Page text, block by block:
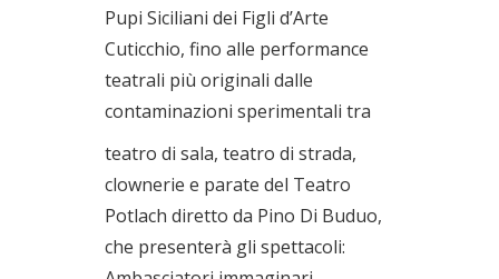
Pupi Siciliani dei Figli d’Arte
Cuticchio, fino alle performance
teatrali più originali dalle
contaminazioni sperimentali tra
teatro di sala, teatro di strada,
clownerie e parate del Teatro
Potlach diretto da Pino Di Buduo,
che presenterà gli spettacoli: